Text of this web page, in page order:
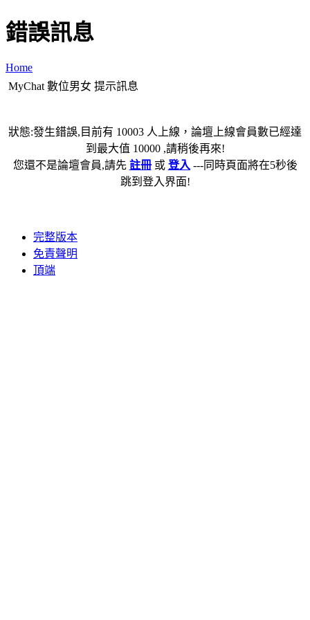
錯誤訊息
Home
MyChat 數位男女 提示訊息
狀態:發生錯誤,目前有 10003 人上線，論壇上線會員數已經達
到最大值 10000 ,請稍後再來!
您還不是論壇會員,請先 註冊或 登入 ---同時頁面將在5秒後
跳到登入界面!
完整版本
免責聲明
頂端